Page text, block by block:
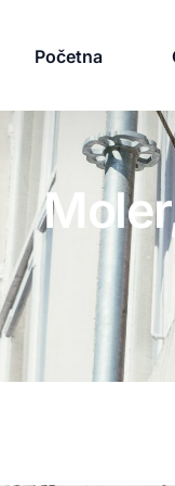
Početna